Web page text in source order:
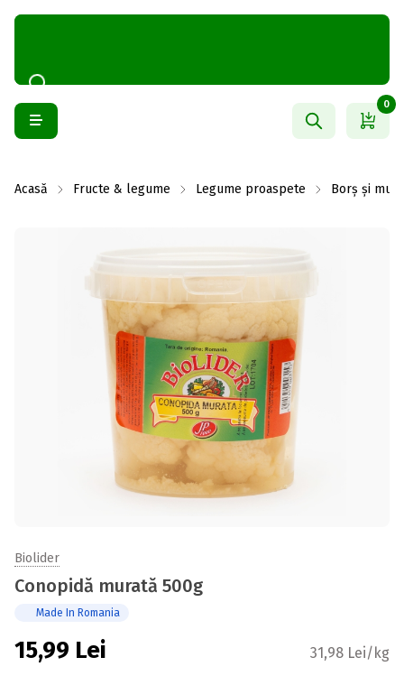
0
Acasă Fructe & legume Legume proaspete Borș și
Biolider
Conopidă murată 500g
Made In Romania
15,99 Lei 31,98 Lei/kg